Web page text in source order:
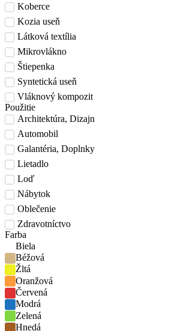
Koberce
Kozia useň
Látková textília
Mikrovlákno
Štiepenka
Syntetická useň
Vláknový kompozit
Použitie
Architektúra, Dizajn
Automobil
Galantéria, Doplnky
Lietadlo
Loď
Nábytok
Oblečenie
Zdravotníctvo
Farba
Biela
Béžová
Žltá
Oranžová
Červená
Modrá
Zelená
Hnedá